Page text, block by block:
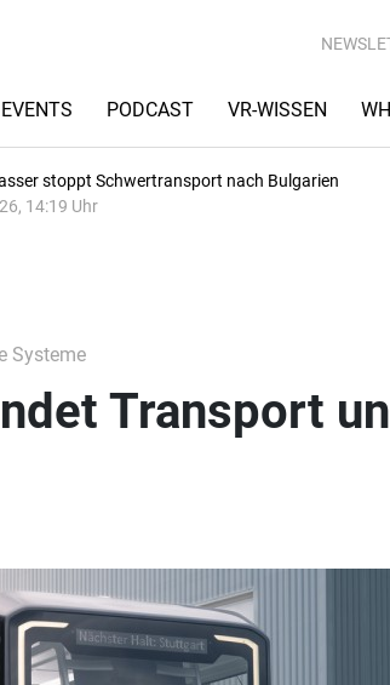
EVENTS PODCAST VR-WISSEN
stoppt Schwertransport nach Bulgarien
14:19 Uhr
Systeme
Transport